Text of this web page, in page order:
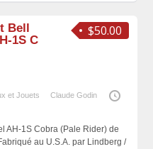
$50.00
Bell
1S C
et Jouets
Claude Godin
AH-1S Cobra (Pale Rider) de
au U.S.A. par Lindberg /